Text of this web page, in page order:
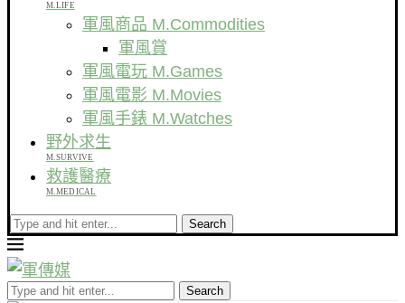
M.LIFE
軍風商品 M.Commodities
軍風賞
軍風電玩 M.Games
軍風電影 M.Movies
軍風手錶 M.Watches
野外求生
M.SURVIVE
救護醫療
M.MEDICAL
Search
Search